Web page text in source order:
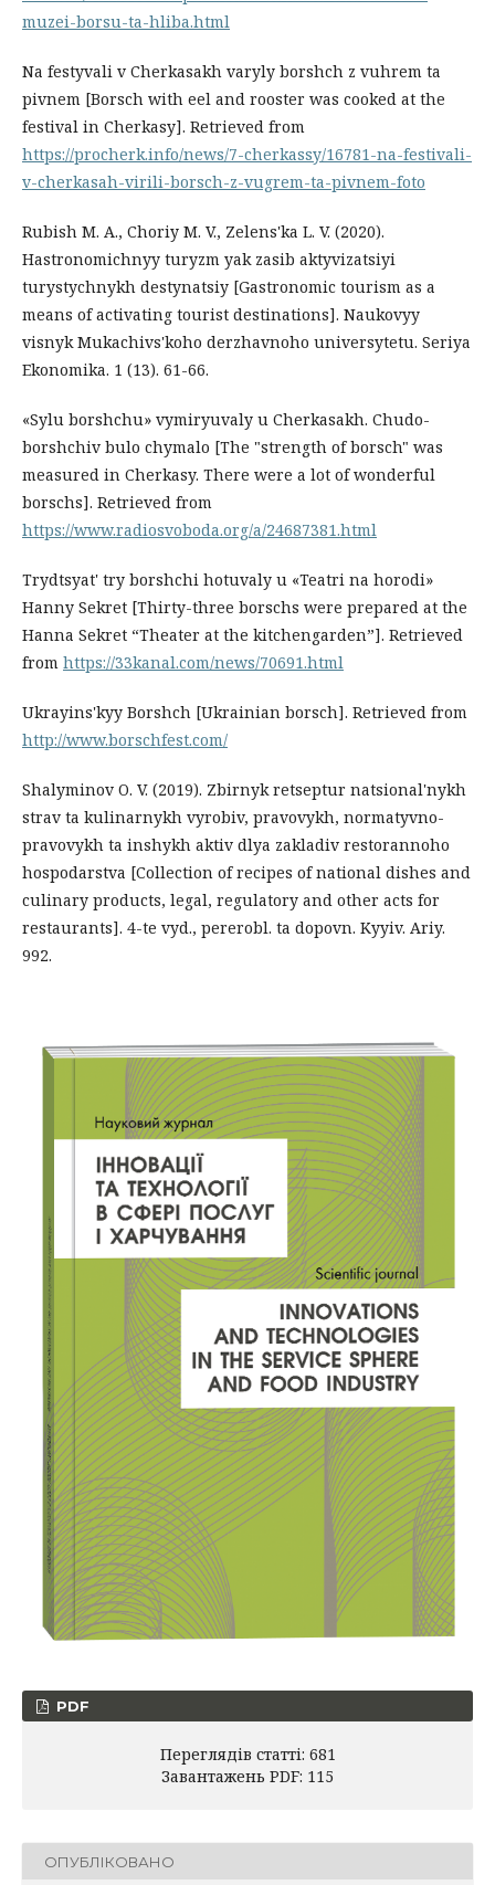
muzei-borsu-ta-hliba.html
Na festyvali v Cherkasakh varyly borshch z vuhrem ta
pivnem [Borsch with eel and rooster was cooked at the
festival in Cherkasy]. Retrieved from
https://procherk.info/news/7-cherkassy/16781-na-festivali-
v-cherkasah-virili-borsch-z-vugrem-ta-pivnem-foto
Rubish M. A., Choriy M. V., Zelens'ka L. V. (2020).
Hastronomichnyy turyzm yak zasib aktyvizatsiyi
turystychnykh destynatsiy [Gastronomic tourism as a
means of activating tourist destinations]. Naukovyy
visnyk Mukachivs'koho derzhavnoho universytetu. Seriya
Ekonomika. 1 (13). 61-66.
«Sylu borshchu» vymiryuvaly u Cherkasakh. Chudo-
borshchiv bulo chymalo [The "strength of borsch" was
measured in Cherkasy. There were a lot of wonderful
borschs]. Retrieved from
https://www.radiosvoboda.org/a/24687381.html
Trydtsyat' try borshchi hotuvaly u «Teatri na horodi»
Hanny Sekret [Thirty-three borschs were prepared at the
Hanna Sekret “Theater at the kitchengarden”]. Retrieved
from https://33kanal.com/news/70691.html
Ukrayins'kyy Borshch [Ukrainian borsch]. Retrieved from
http://www.borschfest.com/
Shalyminov O. V. (2019). Zbirnyk retseptur natsional'nykh
strav ta kulinarnykh vyrobiv, pravovykh, normatyvno-
pravovykh ta inshykh aktiv dlya zakladiv restorannoho
hospodarstva [Collection of recipes of national dishes and
culinary products, legal, regulatory and other acts for
restaurants]. 4-te vyd., pererobl. ta dopovn. Kyyiv. Ariy.
992.
PDF
Переглядів статті: 681
Завантажень PDF: 115
ОПУБЛІКОВАНО